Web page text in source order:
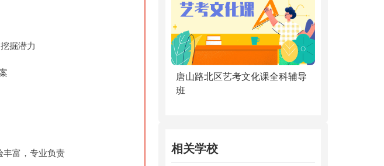
掘潜力
丰富，专业负责
唐山路北区艺考文化课全科辅导
班
相关学校